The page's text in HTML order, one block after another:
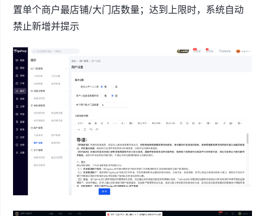
置单个商户最店铺/大门店数量；达到上限时，系统自动
禁止新增并提示